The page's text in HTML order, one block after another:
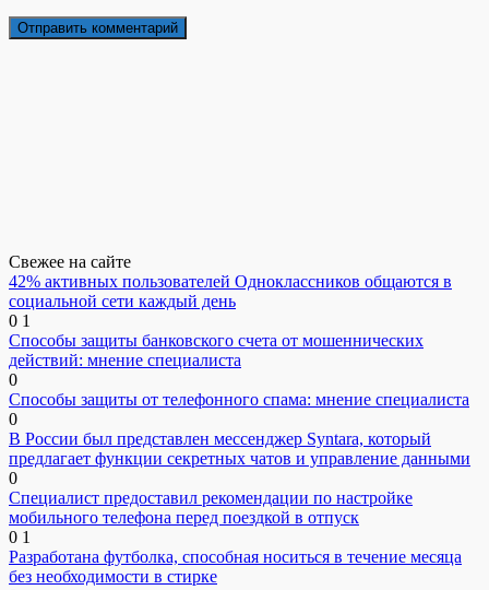
Свежее на сайте
42% активных пользователей Одноклассников общаются в
социальной сети каждый день
0 1
Способы защиты банковского счета от мошеннических
действий: мнение специалиста
0
Способы защиты от телефонного спама: мнение специалиста
0
В России был представлен мессенджер Syntara, который
предлагает функции секретных чатов и управление данными
0
Специалист предоставил рекомендации по настройке
мобильного телефона перед поездкой в отпуск
0 1
Разработана футболка, способная носиться в течение месяца
без необходимости в стирке